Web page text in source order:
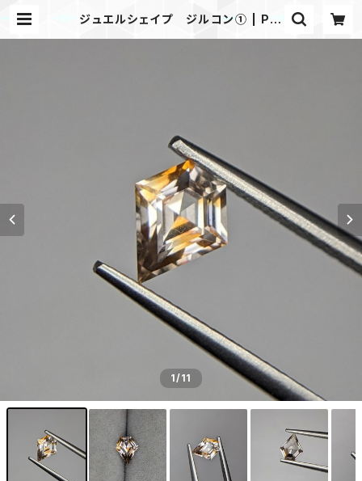
ジュエルシェイプ ジルコン① | Pic
1/11